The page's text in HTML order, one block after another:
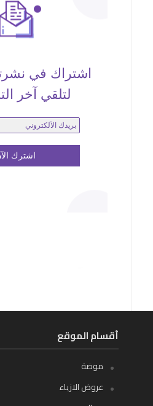
اشتراك في
لتلقي آخر
أقسام الموقع
موضة
عروض الازياء